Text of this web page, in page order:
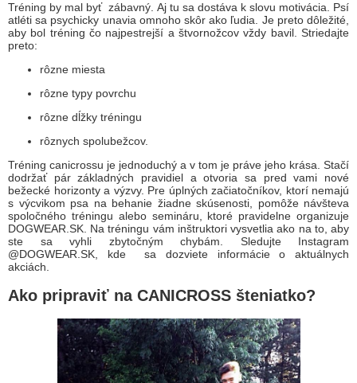
Tréning by mal byť zábavný. Aj tu sa dostáva k slovu motivácia. Psí
atléti sa psychicky unavia omnoho skôr ako ľudia. Je preto dôležité,
aby bol tréning čo najpestrejší a štvornožcov vždy bavil. Striedajte
preto:
rôzne miesta
rôzne typy povrchu
rôzne dĺžky tréningu
rôznych spolubežcov.
Tréning canicrossu je jednoduchý a v tom je práve jeho krása. Stačí
dodržať pár základných pravidiel a otvoria sa pred vami nové
bežecké horizonty a výzvy. Pre úplných začiatočníkov, ktorí nemajú
s výcvikom psa na behanie žiadne skúsenosti, pomôže návšteva
spoločného tréningu alebo semináru, ktoré pravidelne organizuje
DOGWEAR.SK. Na tréningu vám inštruktori vysvetlia ako na to, aby
ste sa vyhli zbytočným chybám. Sledujte Instagram
@DOGWEAR.SK, kde sa dozviete informácie o aktuálnych
akciách.
Ako pripraviť na CANICROSS šteniatko?